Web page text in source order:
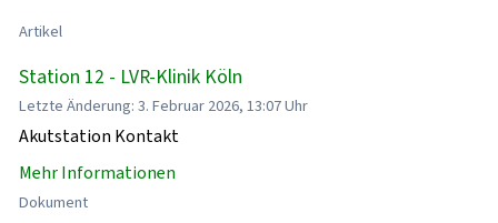
Artikel
Station 12 - LVR-Klinik Köln
Letzte Änderung: 3. Februar 2026, 13:07 Uhr
Akutstation Kontakt
Mehr Informationen
Dokument